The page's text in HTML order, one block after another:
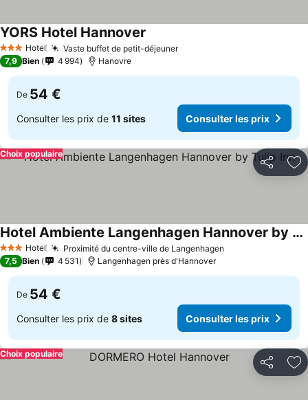
3 ÉtoilesHotel Vaste buffet de petit-déjeuner
YORS Hotel Hannover
7,9 Bien 4 994 Hanovre
De 54 €
Consulter les prix de 11 sites Consulter les prix
Partager
Choix populaire
3 ÉtoilesHotel Proximité du centre-ville de Langenhagen
Hotel Ambiente Langenhagen Hannover by Tulip Inn
7,5 Bien 4 531 Langenhagen près d'Hannover
De 54 €
Consulter les prix de 8 sites Consulter les prix
Partager
Choix populaire